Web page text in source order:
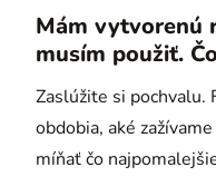
Mám vytvorenú
musím použiť.
Zaslúžite si pochvalu.
obdobia, aké
míňať čo